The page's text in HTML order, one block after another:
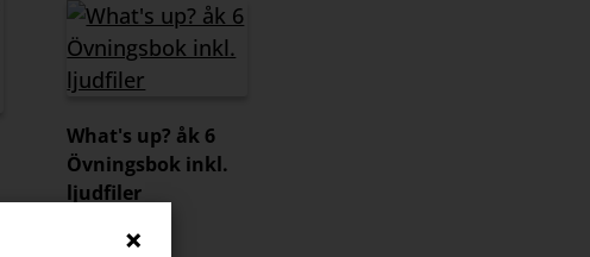
What's up? åk 6
Övningsbok inkl.
ljudfiler
200 kr